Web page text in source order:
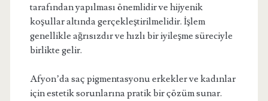
tarafından yapılması önemlidir ve hijyenik
koşullar altında gerçekleştirilmelidir. İşlem
genellikle ağrısızdır ve hızlı bir iyileşme süreciyle
birlikte gelir.
Afyon’da saç pigmentasyonu erkekler ve kadınlar
için estetik sorunlarına pratik bir çözüm sunar.